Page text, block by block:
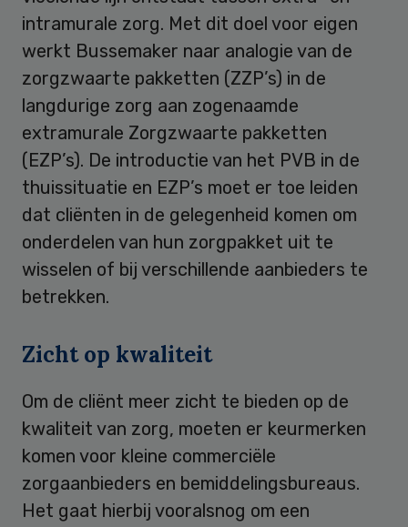
intramurale zorg. Met dit doel voor eigen
werkt Bussemaker naar analogie van de
zorgzwaarte pakketten (ZZP’s) in de
langdurige zorg aan zogenaamde
extramurale Zorgzwaarte pakketten
(EZP’s). De introductie van het PVB in de
thuissituatie en EZP’s moet er toe leiden
dat cliënten in de gelegenheid komen om
onderdelen van hun zorgpakket uit te
wisselen of bij verschillende aanbieders te
betrekken.
Zicht op kwaliteit
Om de cliënt meer zicht te bieden op de
kwaliteit van zorg, moeten er keurmerken
komen voor kleine commerciële
zorgaanbieders en bemiddelingsbureaus.
Het gaat hierbij vooralsnog om een